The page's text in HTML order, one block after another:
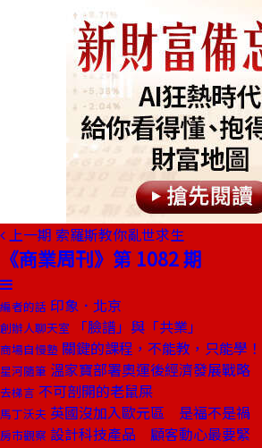
上一期 索羅斯教你亂世求生
《商業周刊》第 1082 期
編者的話 印象．北京
創辦人聊天室 「臉譜」與「共業」
商場自慢塾 關鍵的課程，不能教，只能學！
星河隨筆 溫家寶部署奧運後經濟發展戰略
去梯言 不可剖開的老鼠屎
馬丁沃夫 英國沒加入歐元區 是福不是禍
房市觀察 設計科技產品 顧客動心最要緊